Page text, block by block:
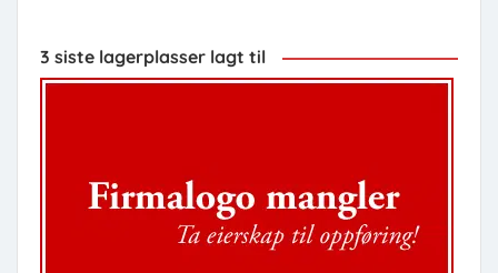
3 siste lagerplasser lagt til